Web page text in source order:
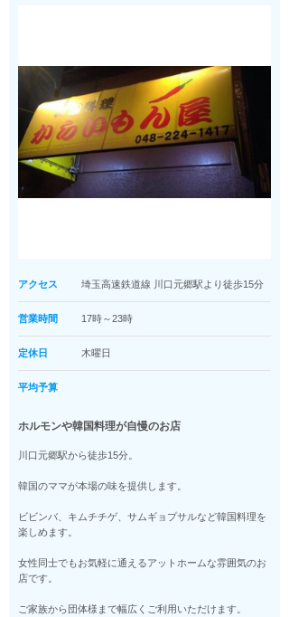
アクセス 埼玉高速鉄道線 川口元郷駅より徒歩15分
営業時間 17時～23時
定休日 木曜日
平均予算
ホルモンや韓国料理が自慢のお店
川口元郷駅から徒歩15分。
韓国のママが本場の味を提供します。
ビビンバ、キムチチゲ、サムギョプサルなど韓国料理を
楽しめます。
女性同士でもお気軽に通えるアットホームな雰囲気のお
店です。
ご家族から団体様まで幅広くご利用いただけます。